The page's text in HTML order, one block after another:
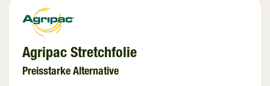
Agripac Stretchfolie
Preisstarke Alternative